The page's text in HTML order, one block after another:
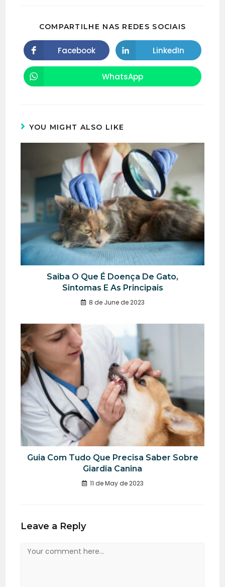
COMPARTILHE NAS REDES SOCIAIS
Facebook LinkedIn
WhatsApp
YOU MIGHT ALSO LIKE
Saiba O Que É Doença De Gato,
Sintomas E As Principais
8 de June de 2023
Guia Com Tudo Que Precisa Saber Sobre
Giardia Canina
11 de May de 2023
Leave a Reply